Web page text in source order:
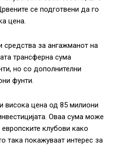
се подготвени да го
цена.
средства за ангажманот на
трансферна сума
но со дополнителни
фунти.
висока цена од 85 милиони
Оваа сума може
клубови како
така покажуваат интерес за